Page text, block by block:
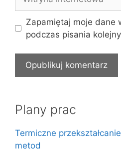
internetowa
Zapamiętaj moje dane
podczas pisania
Plany prac
Termiczne
metod